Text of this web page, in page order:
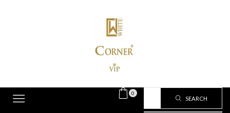
0
SEARCH